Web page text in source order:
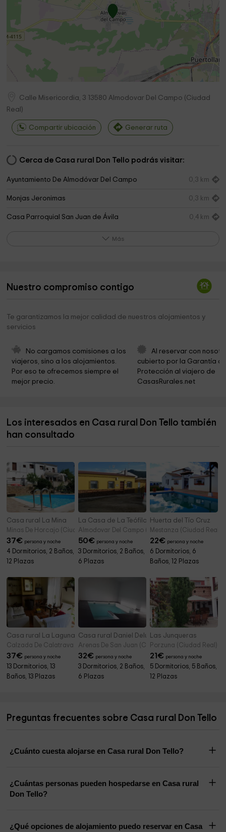
Calle Misericordia, 3 13580 Almodovar Del Campo (Ciudad
Real )
Compartir ubicación Generar ruta
Cerca de Casa rural Don Tello podrás visitar:
Ayuntamiento De Almodóvar Del Campo 0,3 km
Monjas Jeronimas 0,3 km
Casa Parroquial San Juan de Ávila 0,4 km
Iglesia Parroquial Nuestra Señora de la Asunción
Museo Maestro Palmero 0,4 km
Ermita de San Juan Bautista de la Concepción
Cumple Park
Cementerio Municipal
Ermita De Los Pinos 9,3 km
Parroquia de "San Bernardo" 10,7 km
Más
Nuestro compromiso contigo
Te garantizamos la mejor calidad de nuestros alojamientos y
servicios
No cargamos comisiones a los
viajeros, sino a los alojamientos.
Por eso te ofrecemos siempre el
mejor precio.
Al reservar con
cubierto por la Garantía
Protección al viajero de
CasasRurales.net
Los interesados en Casa rural Don Tello también
han consultado
Casa rural La Mina
Minas De Horcajo (Ciudad Real)
37€ persona y noche
4 Dormitorios, 2 Baños,
12 Plazas
La Casa de La Teófila
Almodovar Del Campo (Ciudad Real)
50€ persona y noche
3 Dormitorios, 2 Baños,
6 Plazas
Huerta del Tío Cruz
Mestanza (Ciudad Real)
22€ persona y noche
6 Dormitorios, 6
Baños, 12 Plazas
Casa rural La Laguna
Calzada De Calatrava (Ciudad Real)
37€ persona y noche
13 Dormitorios, 13
Baños, 13 Plazas
Casa rural Daniel Deluxe
Arenas De San Juan (Ciudad Real)
32€ persona y noche
3 Dormitorios, 2 Baños,
6 Plazas
Las Junqueras
Porzuna (Ciudad Real)
21€ persona y noche
5 Dormitorios, 5 Baños,
12 Plazas
Preguntas frecuentes sobre Casa rural Don Tello
¿Cuánto cuesta alojarse en Casa rural Don Tello?
¿Cuántas personas pueden hospedarse en Casa rural
Don Tello?
¿Qué opciones de alojamiento puedo reservar en Casa